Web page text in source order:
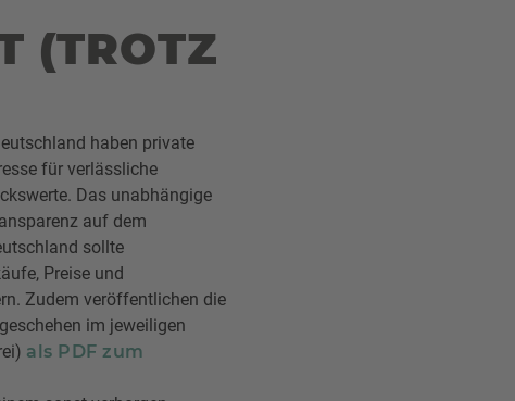
(TROTZ
haben private
für verlässliche
Das unabhängige
auf dem
sollte
Preise und
Zudem veröffentlichen die
im jeweiligen
als PDF zum